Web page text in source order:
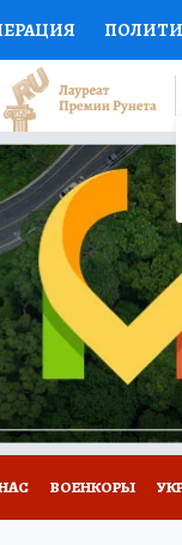
СПОРТ
ФИНАНСЫ
НА СПОРТ
НА САЙТЕ
ВОЕНКОРЫ